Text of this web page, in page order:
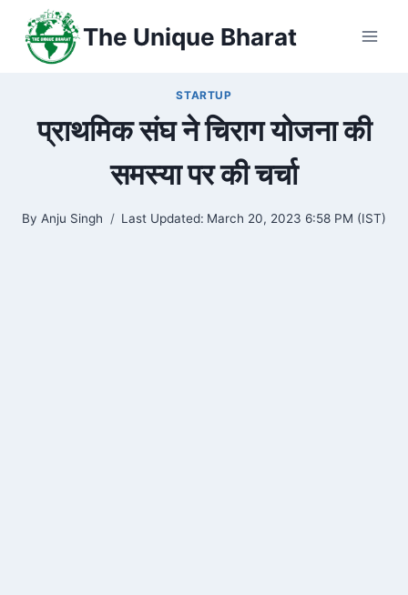
content
The Unique Bharat
STARTUP
प्राथमिक संघ ने चिराग योजना की
समस्या पर की चर्चा
By Anju Singh Last Updated: March 20, 2023 6:58 PM (IST)